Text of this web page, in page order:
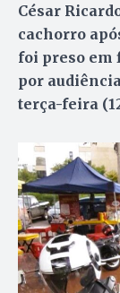
César
cachorro
foi preso em
por
terça-feira